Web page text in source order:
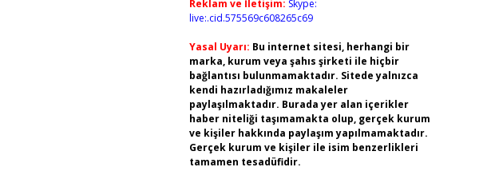
Reklam ve İletişim: Skype:
live:.cid.575569c608265c69
Yasal Uyarı: Bu internet sitesi, herhangi bir
marka, kurum veya şahıs şirketi ile hiçbir
bağlantısı bulunmamaktadır. Sitede yalnızca
kendi hazırladığımız makaleler
paylaşılmaktadır. Burada yer alan içerikler
haber niteliği taşımamakta olup, gerçek kurum
ve kişiler hakkında paylaşım yapılmamaktadır.
Gerçek kurum ve kişiler ile isim benzerlikleri
tamamen tesadüfidir.